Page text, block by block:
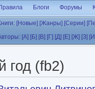
Блоги Форумы
[Новые] [Жанры] [Серии]
[А] [Б] [В] [Г] [Д] [Е] [Ж] [З]
год (fb2)